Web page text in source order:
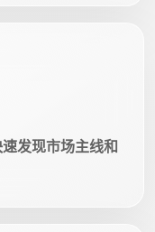
发现市场主线和